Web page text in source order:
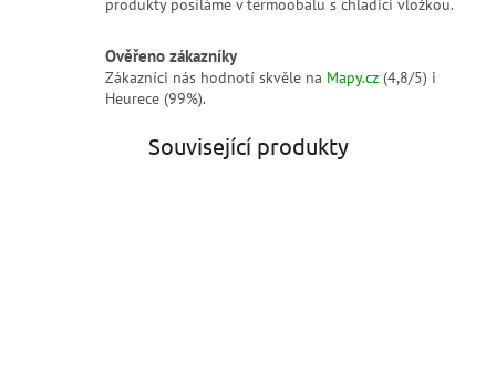
produkty posíláme v termoobalu s chladicí vložkou.
Ověřeno zákazníky
Zákazníci nás hodnotí skvěle na Mapy.cz (4,8/5) i
Heurece (99%).
Související produkty